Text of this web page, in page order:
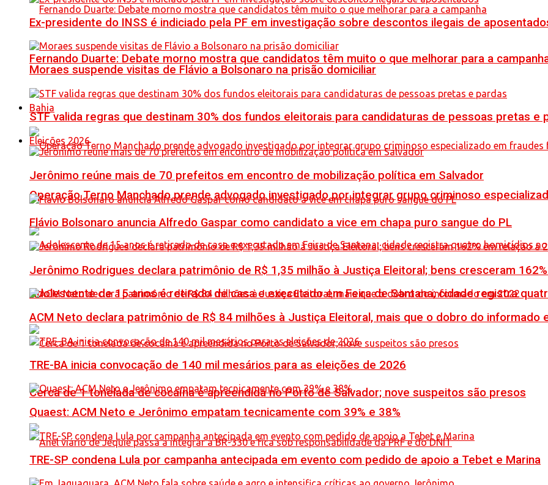
Fernando Duarte: Debate morno mostra que candidatos têm muito o que melhorar para a
Bahia
Operação Terno Manchado prende advogado investigado por integrar grupo criminoso
Adolescente de 15 anos é retirado de casa e executado em Feira de Santana; cidade registra
Cerca de 1 tonelada de cocaína é apreendida no Porto de Salvador; nove suspeitos são presos
Ex-presidente do INSS é indiciado pela PF em investigação sobre descontos ilegais de
Moraes suspende visitas de Flávio a Bolsonaro na prisão domiciliar
STF valida regras que destinam 30% dos fundos eleitorais para candidaturas de pessoas pretas e
Eleições 2026
Jerônimo reúne mais de 70 prefeitos em encontro de mobilização política em Salvador
Flávio Bolsonaro anuncia Alfredo Gaspar como candidato a vice em chapa puro sangue do PL
Jerônimo Rodrigues declara patrimônio de R$ 1,35 milhão à Justiça Eleitoral; bens cresceram
ACM Neto declara patrimônio de R$ 84 milhões à Justiça Eleitoral, mais que o dobro do informado
TRE-BA inicia convocação de 140 mil mesários para as eleições de 2026
Quaest: ACM Neto e Jerônimo empatam tecnicamente com 39% e 38%
TRE-SP condena Lula por campanha antecipada em evento com pedido de apoio a Tebet e Marina